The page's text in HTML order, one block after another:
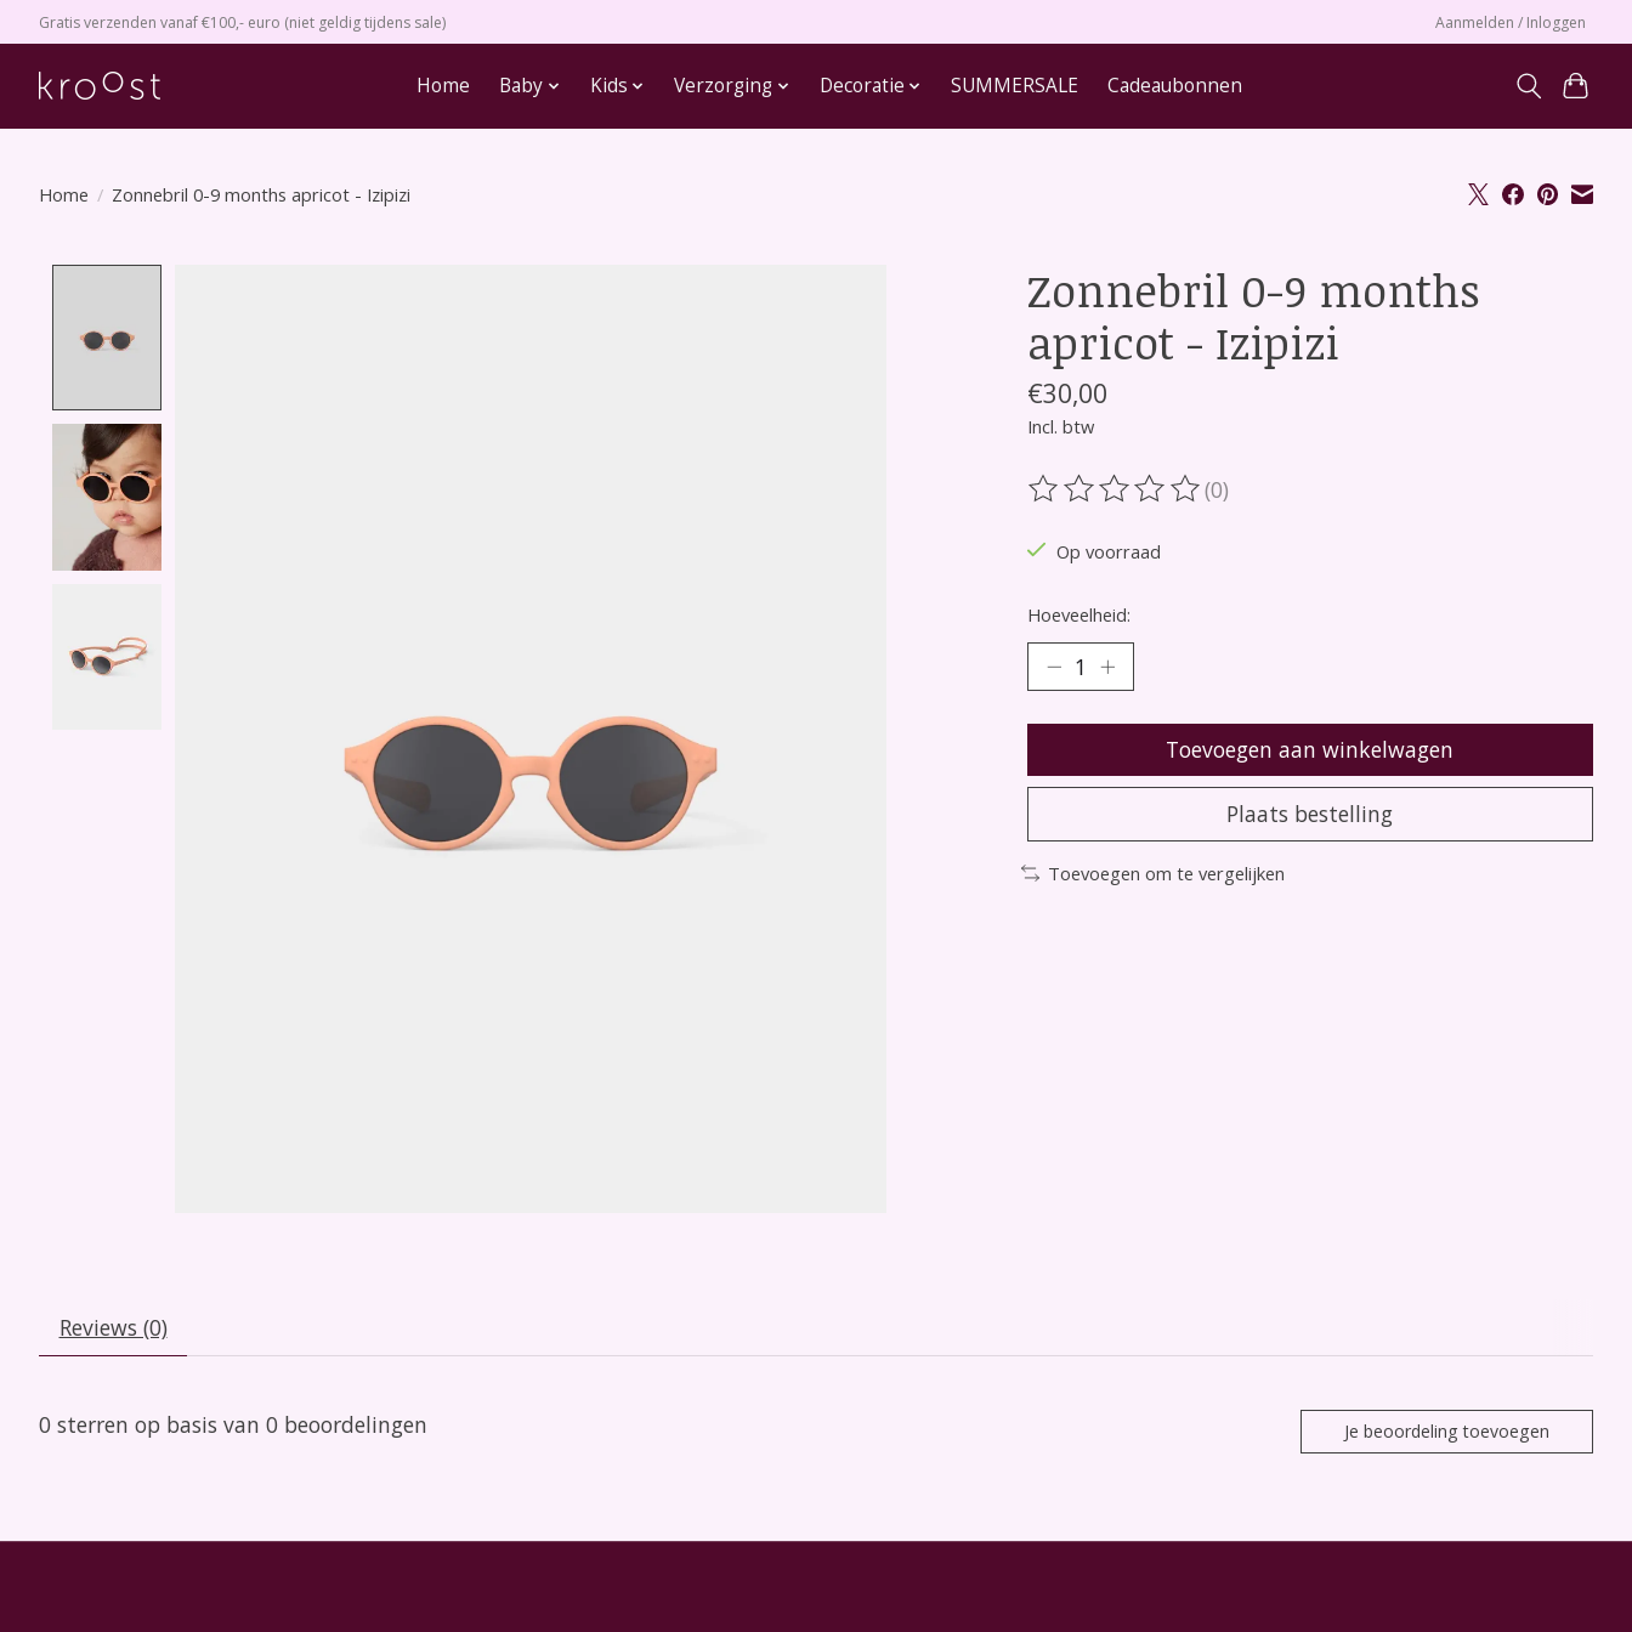
Gratis verzenden vanaf €100,- euro (niet geldig tijdens sale) Aanmelden / Inloggen
Home Baby Kids Verzorging Decoratie SUMMERSALE Cadeaubonnen
Home / Zonnebril 0-9 months apricot - Izipizi
Zonnebril 0-9 months
apricot - Izipizi
€30,00
Incl. btw
De beoordeling van dit product is
(0)
Op voorraad
Hoeveelheid:
Toevoegen aan winkelwagen
Plaats bestelling
Toevoegen om te vergelijken
Reviews (0)
0 sterren op basis van 0 beoordelingen Je beoordeling toevoegen